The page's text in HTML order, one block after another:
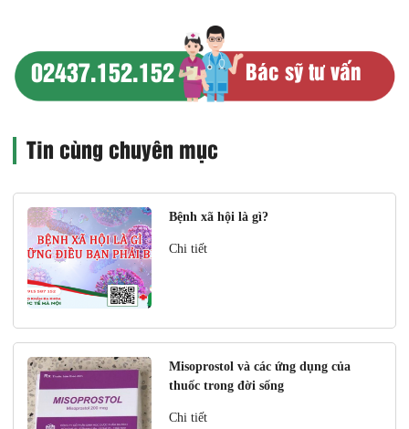
02437.152.152 Bác sỹ tư vấn
Tin cùng chuyên mục
Bệnh xã hội là gì?
Chi tiết
Misoprostol và các ứng dụng của
thuốc trong đời sống
Chi tiết